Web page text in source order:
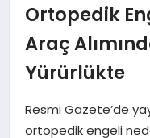
SPOR
Ortopedik
Araç
Yürürlükte
Resmi Gazete’de
ortopedik engeli